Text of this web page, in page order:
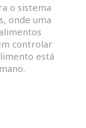
o sistema
onde uma
controlar
está